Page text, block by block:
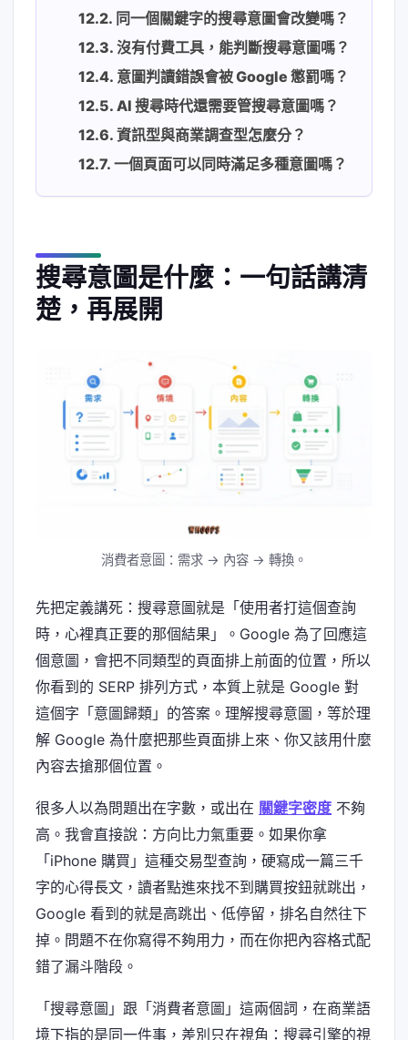
同一個關鍵字的搜尋意圖會改變嗎？
沒有付費工具，能判斷搜尋意圖嗎？
意圖判讀錯誤會被 Google 懲罰嗎？
AI 搜尋時代還需要管搜尋意圖嗎？
資訊型與商業調查型怎麼分？
一個頁面可以同時滿足多種意圖嗎？
搜尋意圖是什麼：一句話講清
楚，再展開
消費者意圖：需求 → 內容 → 轉換。
先把定義講死：搜尋意圖就是「使用者打這個查詢
時，心裡真正要的那個結果」。Google 為了回應這
個意圖，會把不同類型的頁面排上前面的位置，所以
你看到的 SERP 排列方式，本質上就是 Google 對
這個字「意圖歸類」的答案。理解搜尋意圖，等於理
解 Google 為什麼把那些頁面排上來、你又該用什麼
內容去搶那個位置。
很多人以為問題出在字數，或出在 關鍵字密度 不夠
高。我會直接說：方向比力氣重要。如果你拿
「iPhone 購買」這種交易型查詢，硬寫成一篇三千
字的心得長文，讀者點進來找不到購買按鈕就跳出，
Google 看到的就是高跳出、低停留，排名自然往下
掉。問題不在你寫得不夠用力，而在你把內容格式配
錯了漏斗階段。
「搜尋意圖」跟「消費者意圖」這兩個詞，在商業語
境下指的是同一件事，差別只在視角：搜尋引擎的視